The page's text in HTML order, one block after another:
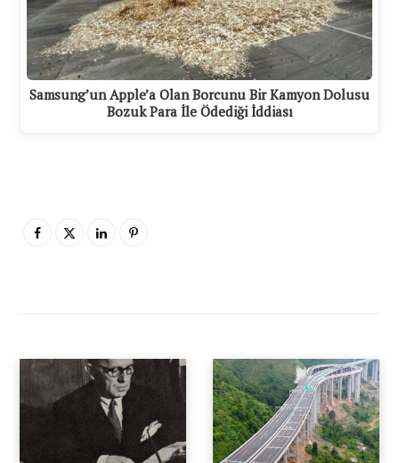
Samsung’un Apple’a Olan Borcunu Bir Kamyon Dolusu
Bozuk Para İle Ödediği İddiası